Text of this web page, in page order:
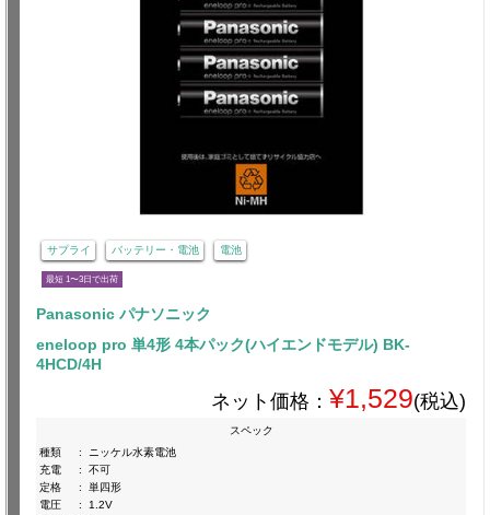
サプライ バッテリー・電池 電池
最短 1〜3日で出荷
Panasonic パナソニック
eneloop pro 単4形 4本パック(ハイエンドモデル) BK-
4HCD/4H
ネット価格： ¥1,529(税込)
スペック
種類
:
ニッケル水素電池
充電
:
不可
定格
:
単四形
電圧
:
1.2V